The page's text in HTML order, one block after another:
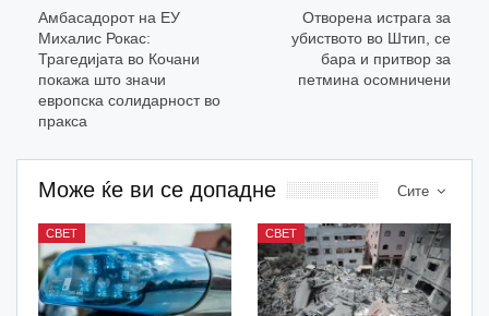
Амбасадорот на ЕУ
Михалис Рокас:
Трагедијата во Кочани
покажа што значи
европска солидарност во
пракса
Отворена истрага за
убиството во Штип, се
бара и притвор за
петмина осомничени
Сите
Може ќе ви се допадне
СВЕТ СВЕТ